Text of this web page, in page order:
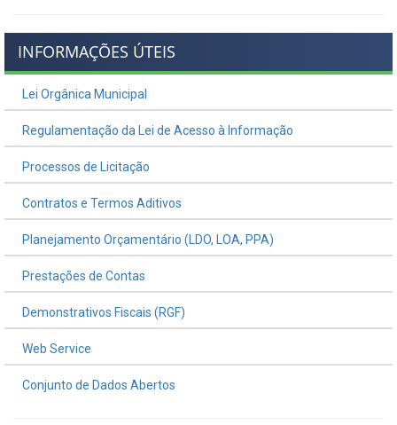
INFORMAÇÕES ÚTEIS
Lei Orgânica Municipal
Regulamentação da Lei de Acesso à Informação
Processos de Licitação
Contratos e Termos Aditivos
Planejamento Orçamentário (LDO, LOA, PPA)
Prestações de Contas
Demonstrativos Fiscais (RGF)
Web Service
Conjunto de Dados Abertos